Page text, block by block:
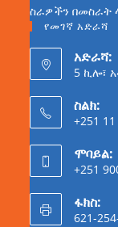
ስራዎችን በመስራት
የመገኛ አድራሻ
አድራሻ:
5 ኪሎ፣
ስልክ:
+251
ሞባይል:
+251
ፋክስ:
621-